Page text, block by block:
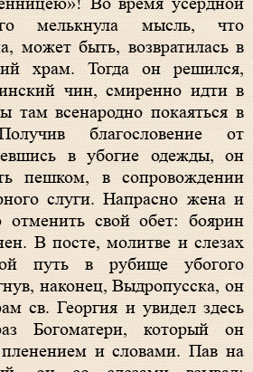
мелькнула мысль, что
может быть, возвратилась в
храм. Тогда он решился,
чин, смиренно идти в
там всенародно покаяться в
благословение от
в убогие одежды, он
пешком, в сопровождении
слуги. Напрасно жена и
отменить свой обет: боярин
В посте, молитве и слезах
путь в рубище убогого
наконец, Выдропусска, он
св. Георгия и увидел здесь
Богоматери, который он
и словами. Пав на